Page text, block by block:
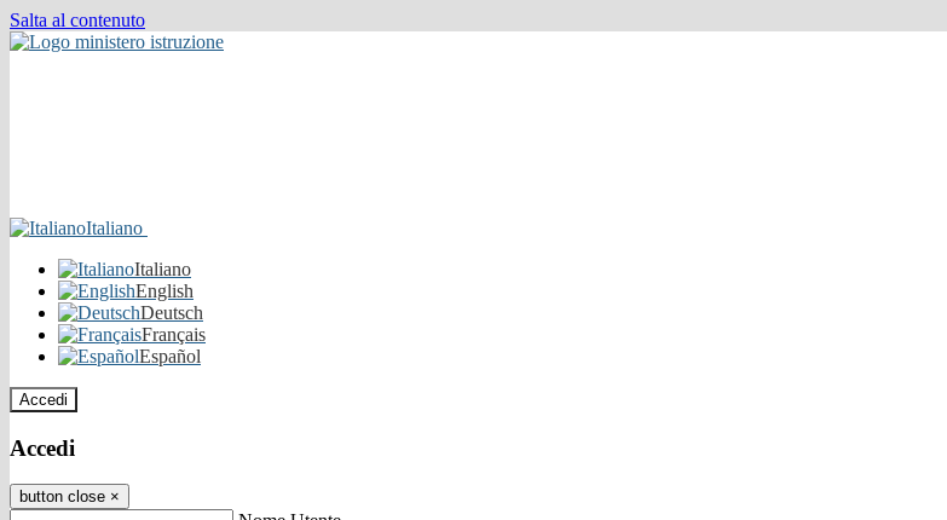
Salta al contenuto
Italiano
Italiano
English
Deutsch
Français
Español
Accedi
Accedi
button close ×